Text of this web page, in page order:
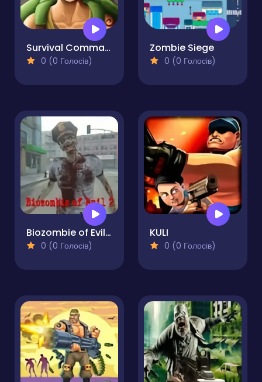
Survival Commando
0 (0 Голосів)
Zombie Siege
0 (0 Голосів)
Biozombie of Evil 2
0 (0 Голосів)
KULI
0 (0 Голосів)